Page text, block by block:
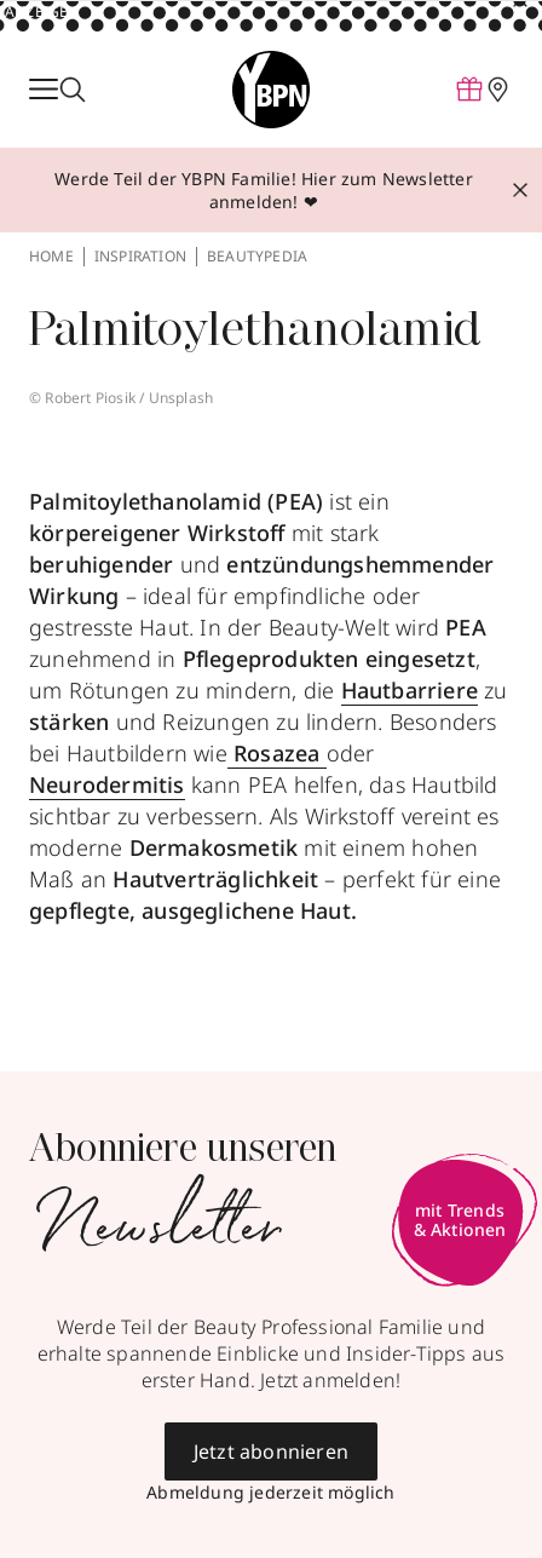
ANZEIGE
Parfum
Make-up
Behandlungen
Über YBPN
Aktionen
Werde Teil der YBPN Familie! Hier zum Newsletter
anmelden! ❤
HOME INSPIRATION BEAUTYPEDIA
Palmitoylethanolamid
© Robert Piosik / Unsplash
Palmitoylethanolamid (PEA) ist ein
körpereigener Wirkstoffmit stark
beruhigender und entzündungshemmender
Wirkung – ideal für empfindliche oder
gestresste Haut. In der Beauty-Welt wird PEA
zunehmend in Pflegeprodukten eingesetzt,
um Rötungen zu mindern, die Hautbarriere zu
stärken und Reizungen zu lindern. Besonders
bei Hautbildern wie Rosazea oder
Neurodermitis kann PEA helfen, das Hautbild
sichtbar zu verbessern. Als Wirkstoff vereint es
moderne Dermakosmetik mit einem hohen
Maß an Hautverträglichkeit – perfekt für eine
gepflegte, ausgeglichene Haut.
Abonniere unseren
Newsletter
mit Trends
& Aktionen
Werde Teil der Beauty Professional Familie und
erhalte spannende Einblicke und Insider-Tipps aus
erster Hand. Jetzt anmelden!
Abmeldung jederzeit möglich
Jetzt abonnieren